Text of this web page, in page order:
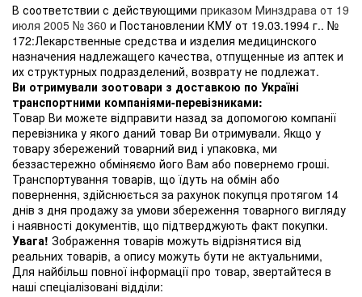
В соответствии с действующими приказом Минздрава от 19
июля 2005 № 360 и Постановлении КМУ от 19.03.1994 г.. №
172:Лекарственные средства и изделия медицинского
назначения надлежащего качества, отпущенные из аптек и
их структурных подразделений, возврату не подлежат.
Ви отримували зоотовари з доставкою по Україні
транспортними компаніями-перевізниками:
Товар Ви можете відправити назад за допомогою компанії
перевізника у якого даний товар Ви отримували. Якщо у
товару збережений товарний вид і упаковка, ми
беззастережно обміняємо його Вам або повернемо гроші.
Транспортування товарів, що їдуть на обмін або
повернення, здійснюється за рахунок покупця протягом 14
днів з дня продажу за умови збереження товарного вигляду
і наявності документів, що підтверджують факт покупки.
Увага! Зображення товарів можуть відрізнятися від
реальних товарів, а опису можуть бути не актуальними,
Для найбільш повної інформації про товар, звертайтеся в
наші спеціалізовані відділи: